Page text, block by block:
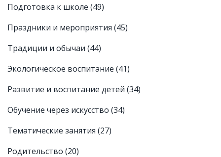
Подготовка к школе (49)
Праздники и мероприятия (45)
Традиции и обычаи (44)
Экологическое воспитание (41)
Развитие и воспитание детей (34)
Обучение через искусство (34)
Тематические занятия (27)
Родительство (20)